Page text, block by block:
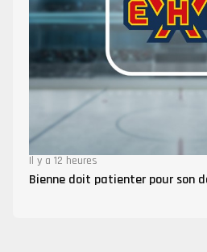
Il y a 12 heures
Bienne doit patienter pour son